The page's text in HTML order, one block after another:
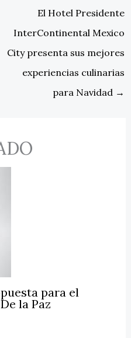
El Hotel Presidente
InterContinental Mexico
City presenta sus mejores
experiencias culinarias
para Navidad →
para el
la Paz